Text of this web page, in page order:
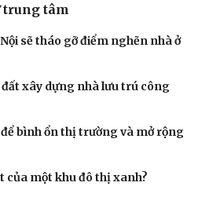
trung tâm
sẽ tháo gỡ điểm nghẽn nhà ở
đất xây dựng nhà lưu trú công
bình ổn thị trường và mở rộng
của một khu đô thị xanh?